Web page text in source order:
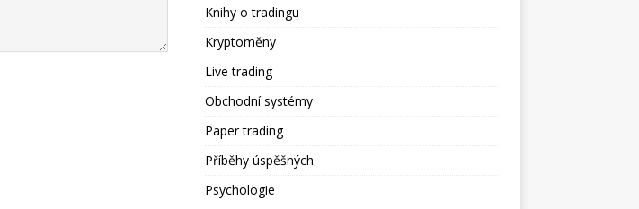
Knihy o tradingu
Kryptoměny
Live trading
Obchodní systémy
Paper trading
Příběhy úspěšných
Psychologie